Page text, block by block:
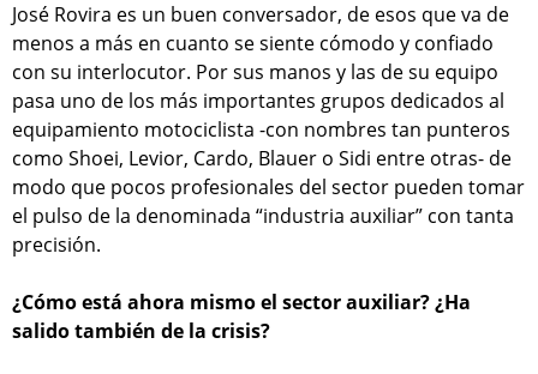
José Rovira es un buen conversador, de esos que va de
menos a más en cuanto se siente cómodo y confiado
con su interlocutor. Por sus manos y las de su equipo
pasa uno de los más importantes grupos dedicados al
equipamiento motociclista -con nombres tan punteros
como Shoei, Levior, Cardo, Blauer o Sidi entre otras- de
modo que pocos profesionales del sector pueden tomar
el pulso de la denominada “industria auxiliar” con tanta
precisión.
¿Cómo está ahora mismo el sector auxiliar? ¿Ha
salido también de la crisis?